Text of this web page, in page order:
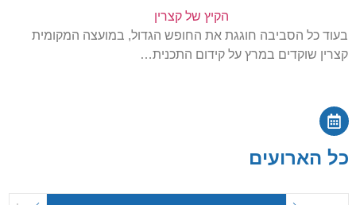
הקיץ של קצרין
בעוד כל הסביבה חוגגת את החופש הגדול, במועצה המקומית
קצרין שוקדים במרץ על קידום התכנית…
כל הארועים